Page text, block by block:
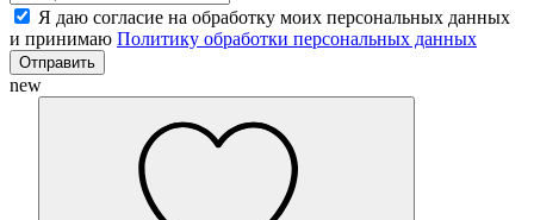
Я даю согласие на обработку моих персональных данных
и принимаю Политику обработки персональных данных
Отправить
new